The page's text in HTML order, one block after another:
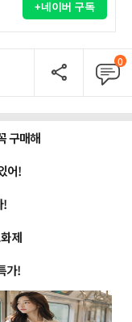
+네이버 구독
0